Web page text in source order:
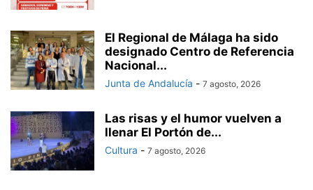
El Regional de Málaga ha sido
designado Centro de Referencia
Nacional...
Junta de Andalucía - 7 agosto, 2026
Las risas y el humor vuelven a
llenar El Portón de...
Cultura - 7 agosto, 2026